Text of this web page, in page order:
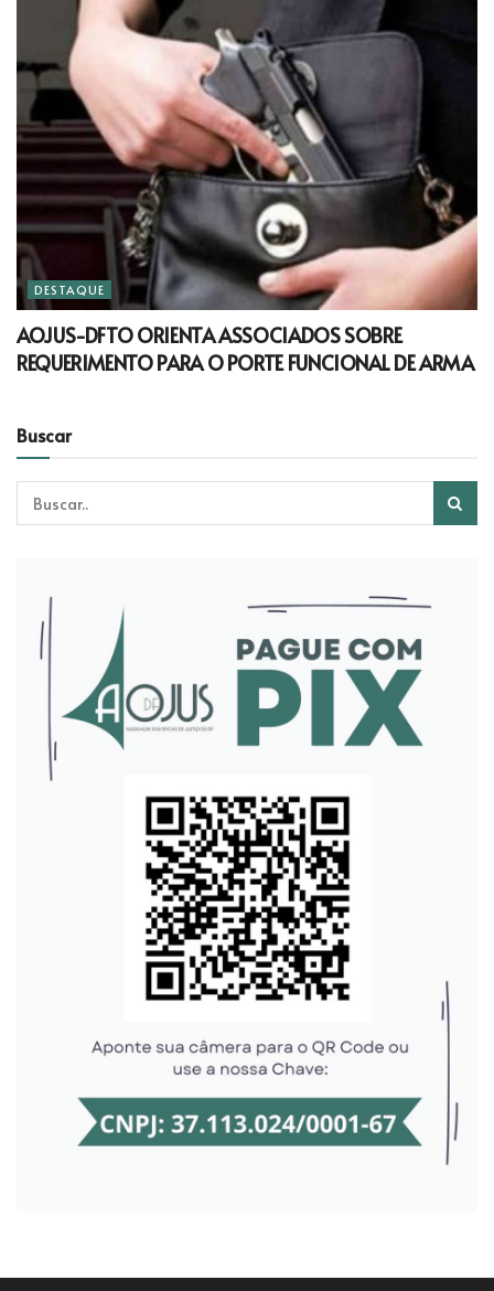
DESTAQUE
AOJUS-DFTO ORIENTA ASSOCIADOS SOBRE
REQUERIMENTO PARA O PORTE FUNCIONAL DE ARMA
Buscar